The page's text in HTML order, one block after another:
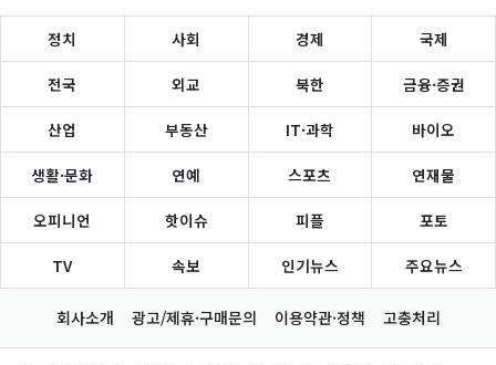
정치 사회 경제 국제
전국 외교 북한 금융·증권
산업 부동산 IT·과학 바이오
생활·문화 연예 스포츠 연재물
오피니언 핫이슈 피플 포토
TV 속보 인기뉴스 주요뉴스
회사소개 광고/제휴·구매문의 이용약관·정책 고충처리